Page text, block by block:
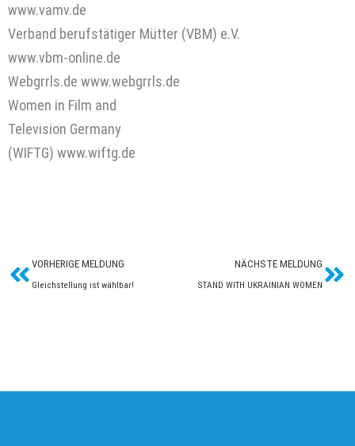
www.vamv.de
Verband berufstätiger Mütter (VBM) e.V.
www.vbm-online.de
Webgrrls.de www.webgrrls.de
Women in Film and
Television Germany
(WIFTG) www.wiftg.de
Zurück
VORHERIGE MELDUNG
Gleichstellung ist wählbar!
NÄCHSTE MELDUNG
STAND WITH UKRAINIAN WOMEN